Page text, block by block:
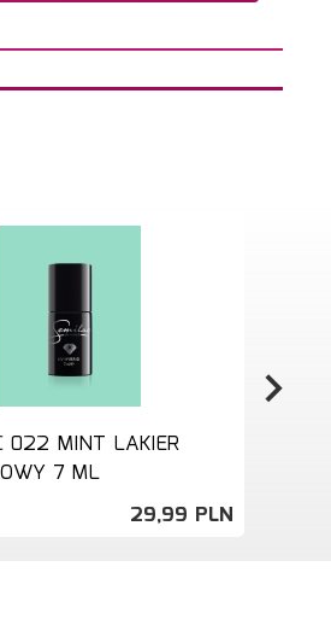
022 MINT LAKIER
7 ML
29,99 PLN